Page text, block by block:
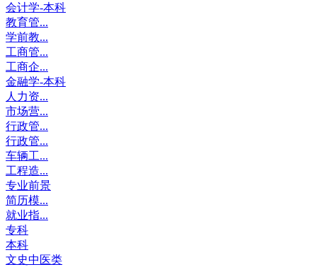
会计学-本科
教育管...
学前教...
工商管...
工商企...
金融学-本科
人力资...
市场营...
行政管...
行政管...
车辆工...
工程造...
专业前景
简历模...
就业指...
专科
本科
文史中医类